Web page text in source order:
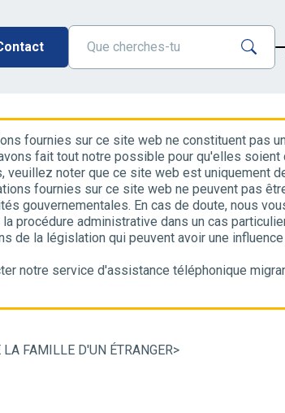
fournies sur ce site web ne constituent pas
fait tout notre possible pour qu'elles soient
veuillez noter que ce site web est uniquement
fournies sur ce site web ne peuvent pas
gouvernementales. En cas de doute, nous
procédure administrative dans un cas
de la législation qui peuvent avoir une
notre service d'assistance téléphonique
FAMILLE D'UN ÉTRANGER>